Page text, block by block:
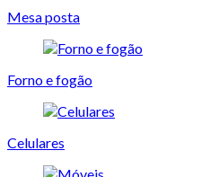
Mesa posta
Forno e fogão
Celulares